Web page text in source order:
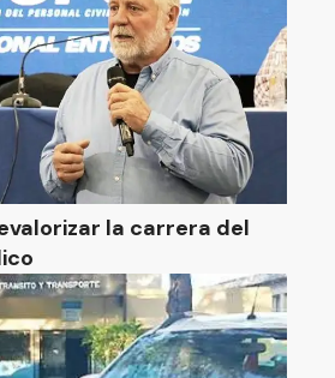
la carrera del